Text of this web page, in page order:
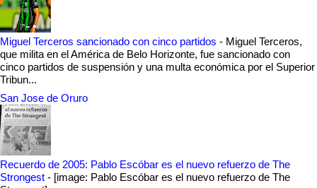
Miguel Terceros sancionado con cinco partidos - Miguel Terceros,
que milita en el América de Belo Horizonte, fue sancionado con
cinco partidos de suspensión y una multa económica por el Superior
Tribun...
San Jose de Oruro
Recuerdo de 2005: Pablo Escóbar es el nuevo refuerzo de The
Strongest - [image: Pablo Escóbar es el nuevo refuerzo de The